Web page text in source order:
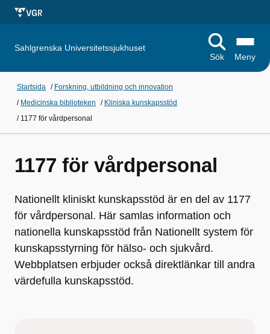
Sahlgrenska Universitetssjukhuset
Sök
Meny
Startsida / Forskning, utbildning och innovation
/ Medicinska biblioteken / Kliniska kunskapsstöd
/ 1177 för vårdpersonal
1177 för vårdpersonal
Nationellt kliniskt kunskapsstöd är en del av 1177
för vårdpersonal. Här samlas information och
nationella kunskapsstöd från Nationellt system för
kunskapsstyrning för hälso- och sjukvård.
Webbplatsen erbjuder också direktlänkar till andra
värdefulla kunskapsstöd.